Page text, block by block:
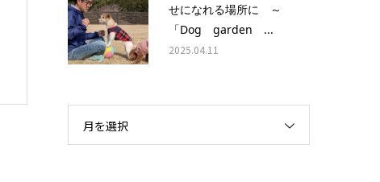
せになれる場所に ～
「Dog garden ...
2025.04.11
月を選択